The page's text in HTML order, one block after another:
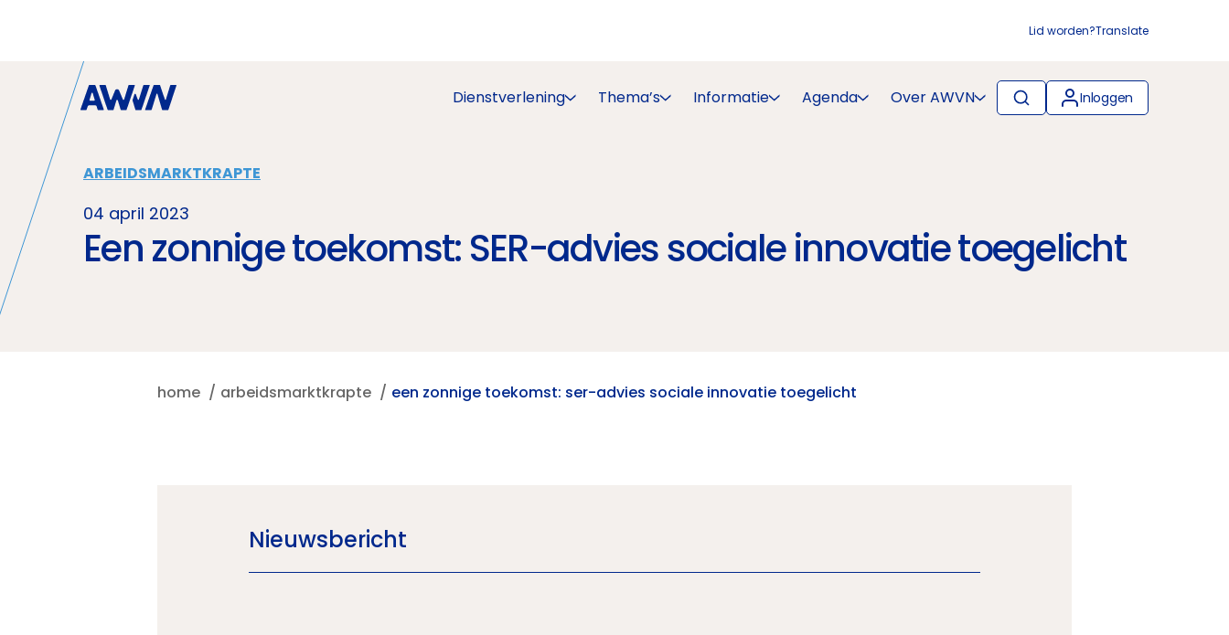
Lid worden?Translate
Dienstverlening Thema’s Informatie Agenda Over AWVN Inloggen
ARBEIDSMARKTKRAPTE
04 april 2023
Een zonnige toekomst: SER-advies sociale innovatie toegelicht
home arbeidsmarktkrapte een zonnige toekomst: ser-advies sociale innovatie toegelicht
Nieuwsbericht